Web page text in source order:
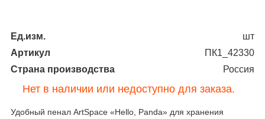
Ед.изм.
шт
Артикул
ПК1_42330
Страна производства
Россия
Нет в наличии или недоступно для заказа.
Удобный пенал ArtSpace «Hello, Panda» для хранения